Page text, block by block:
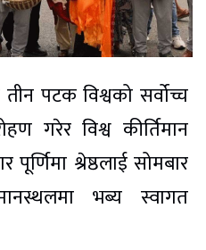
पटक विश्वको सर्वोच्च
गरेर विश्व कीर्तिमान
श्रेष्ठलाई सोमबार
भब्य स्वागत